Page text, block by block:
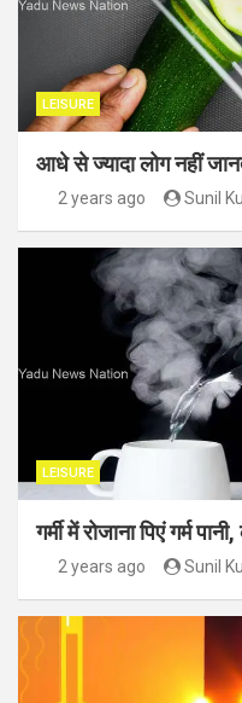
LEISURE
आधे से ज्यादा लोग नहीं
2 years ago Sunil
LEISURE
गर्मी में रोजाना पिएं गर्म
2 years ago Sunil